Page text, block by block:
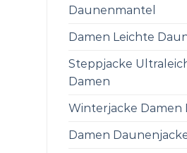
Daunenmantel
Damen Leichte
Steppjacke
Damen
Winterjacke Damen
Damen